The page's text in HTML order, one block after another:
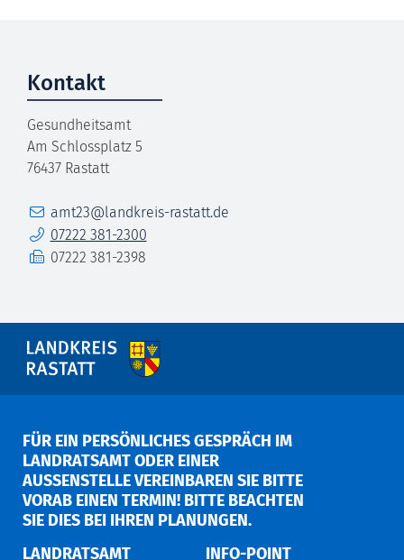
Kontakt
Gesundheitsamt
Am Schlossplatz 5
76437 Rastatt
E-Mailamt23@landkreis-rastatt.de
Telefon07222 381-2300
Fax 07222 381-2398
FÜR EIN PERSÖNLICHES GESPRÄCH IM
LANDRATSAMT ODER EINER
AUSSENSTELLE VEREINBAREN SIE BITTE V
ORAB EINEN TERMIN! BITTE BEACHTEN S
IE DIES BEI IHREN PLANUNGEN.
LANDRATSAMT
INFO-POINT